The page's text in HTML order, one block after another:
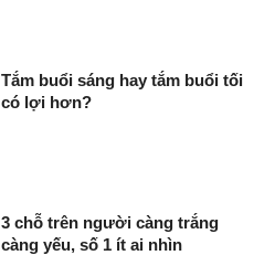
Tắm buổi sáng hay tắm buổi tối
có lợi hơn?
3 chỗ trên người càng trắng
càng yếu, số 1 ít ai nhìn